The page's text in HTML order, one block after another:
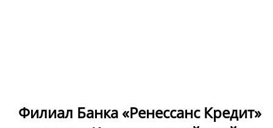
Филиал Банка «Ренессанс Кредит»